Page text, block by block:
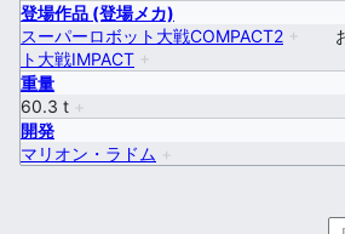
登場作品 (登場メカ)
スーパーロボット大戦COMPACT2 +
ト大戦IMPACT +
重量
60.3 t +
開発
マリオン・ラドム +